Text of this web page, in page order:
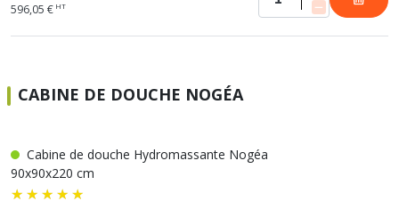
596,05 € HT
CABINE DE DOUCHE NOGÉA
Cabine de douche Hydromassante Nogéa
90x90x220 cm